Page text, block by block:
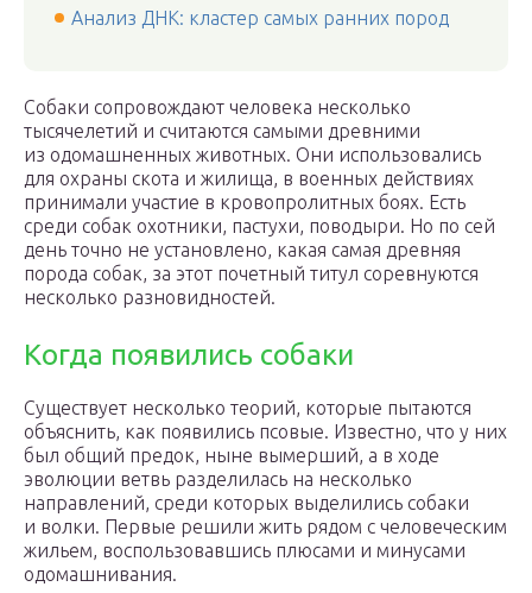
Анализ ДНК: кластер самых ранних пород
Собаки сопровождают человека несколько
тысячелетий и считаются самыми древними
из одомашненных животных. Они использовались
для охраны скота и жилища, в военных действиях
принимали участие в кровопролитных боях. Есть
среди собак охотники, пастухи, поводыри. Но по сей
день точно не установлено, какая самая древняя
порода собак, за этот почетный титул соревнуются
несколько разновидностей.
Когда появились собаки
Существует несколько теорий, которые пытаются
объяснить, как появились псовые. Известно, что у них
был общий предок, ныне вымерший, а в ходе
эволюции ветвь разделилась на несколько
направлений, среди которых выделились собаки
и волки. Первые решили жить рядом с человеческим
жильем, воспользовавшись плюсами и минусами
одомашнивания.